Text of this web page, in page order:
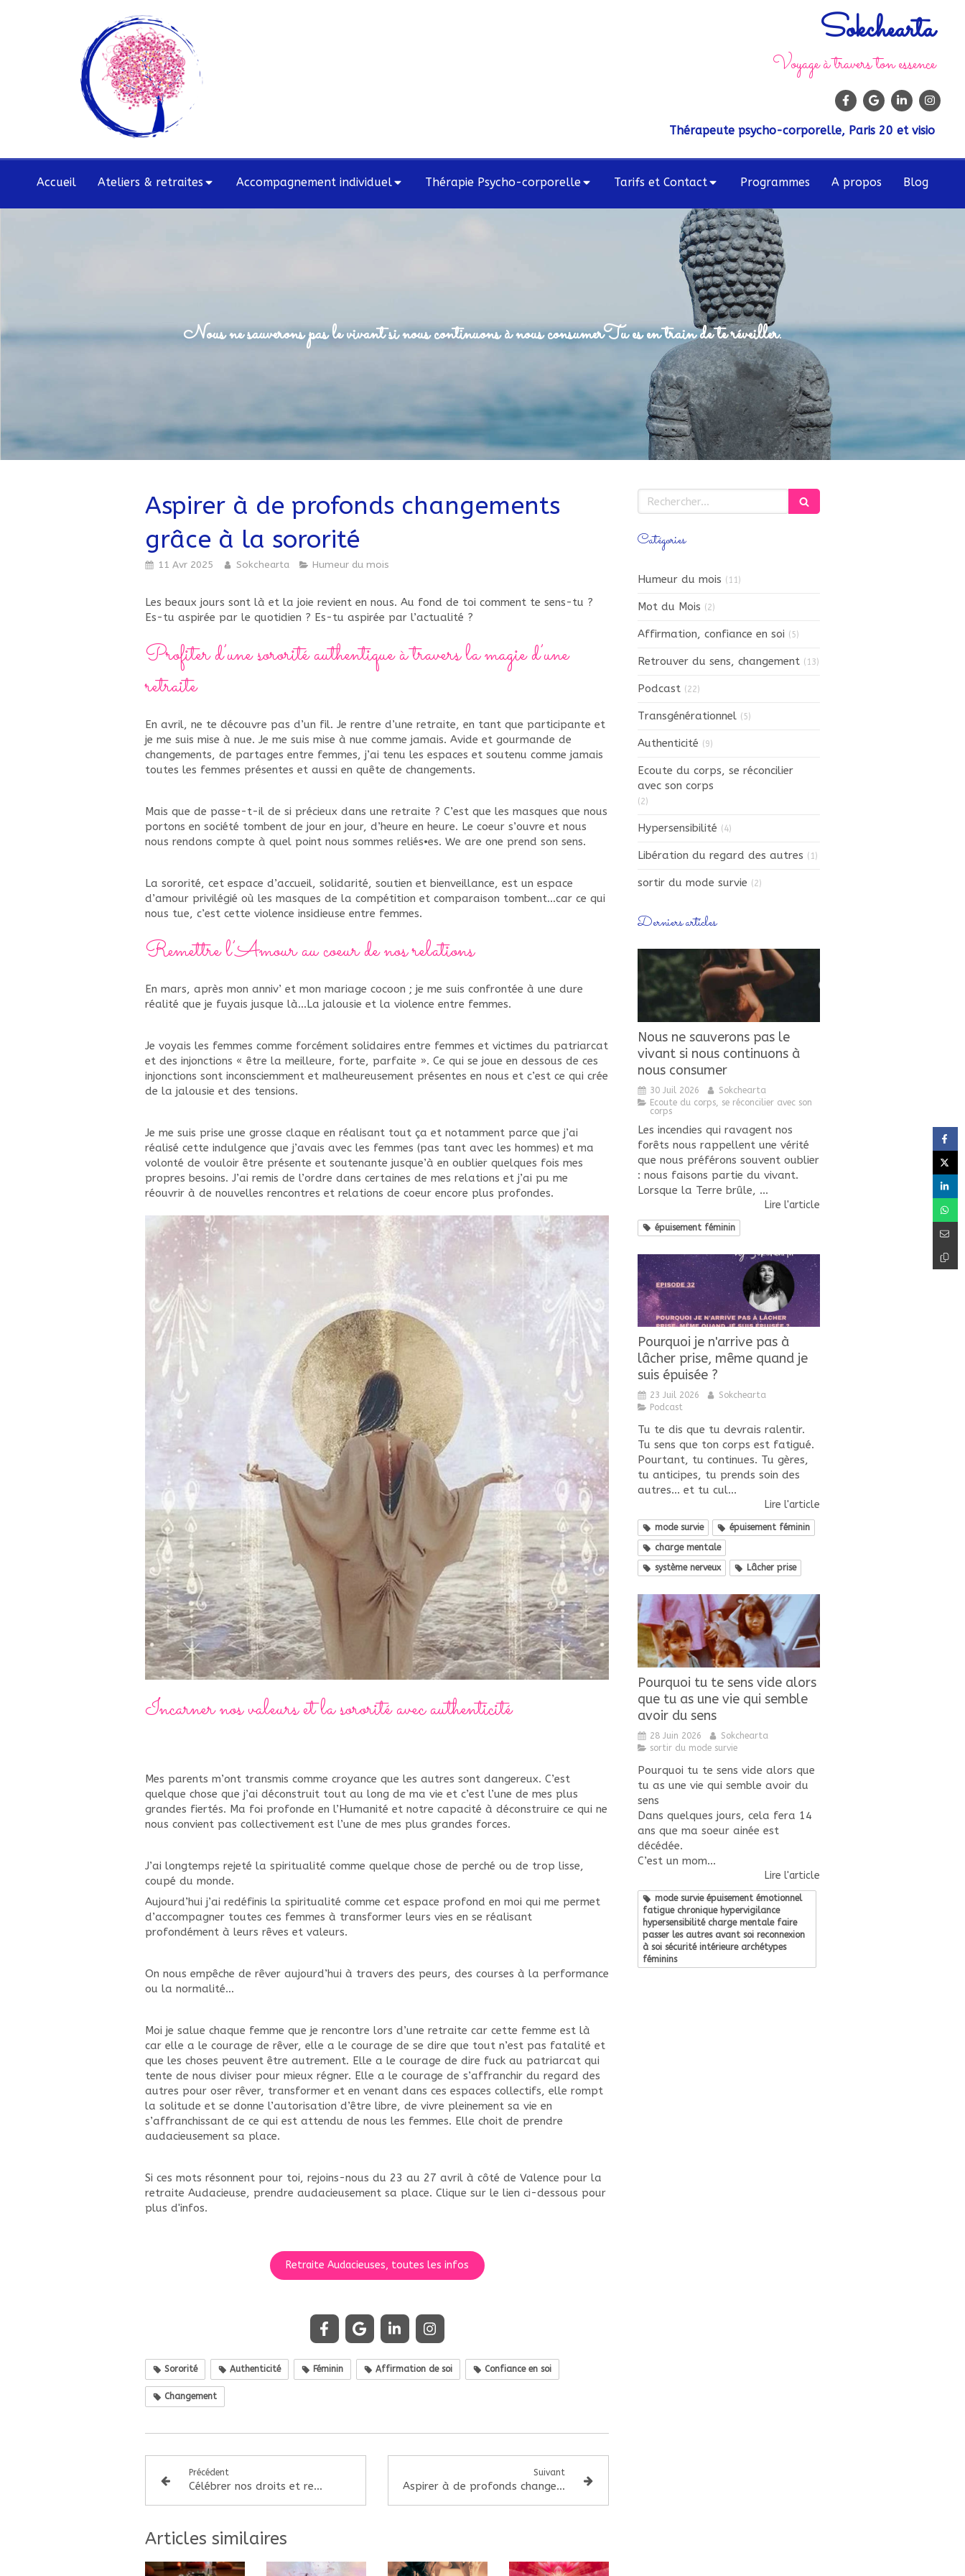
Sokchearta
Voyage à travers ton essence
Thérapeute psycho-corporelle, Paris 20 et visio
Accueil Ateliers & retraites Accompagnement individuel Thérapie Psycho-corporelle Tarifs et Contact Programmes A propos Blog
Nous ne sauverons pas le vivant si nous continuons à nous consumerTu es en train de te réveiller.
Aspirer à de profonds changements
grâce à la sororité
11 Avr 2025 Sokchearta Humeur du mois
Les beaux jours sont là et la joie revient en nous. Au fond de toi comment te sens-tu ?
Es-tu aspirée par le quotidien ? Es-tu aspirée par l’actualité ?
Profiter d’une sororité authentique à travers la magie d’une
retraite
En avril, ne te découvre pas d’un fil. Je rentre d’une retraite, en tant que participante et
je me suis mise à nue. Je me suis mise à nue comme jamais. Avide et gourmande de
changements, de partages entre femmes, j’ai tenu les espaces et soutenu comme jamais
toutes les femmes présentes et aussi en quête de changements.
Mais que de passe-t-il de si précieux dans une retraite ? C’est que les masques que nous
portons en société tombent de jour en jour, d’heure en heure. Le coeur s’ouvre et nous
nous rendons compte à quel point nous sommes reliés•es. We are one prend son sens.
La sororité, cet espace d’accueil, solidarité, soutien et bienveillance, est un espace
d’amour privilégié où les masques de la compétition et comparaison tombent…car ce qui
nous tue, c’est cette violence insidieuse entre femmes.
Remettre l’Amour au coeur de nos relations
En mars, après mon anniv’ et mon mariage cocoon ; je me suis confrontée à une dure
réalité que je fuyais jusque là…La jalousie et la violence entre femmes.
Je voyais les femmes comme forcément solidaires entre femmes et victimes du patriarcat
et des injonctions « être la meilleure, forte, parfaite ». Ce qui se joue en dessous de ces
injonctions sont inconsciemment et malheureusement présentes en nous et c’est ce qui crée
de la jalousie et des tensions.
Je me suis prise une grosse claque en réalisant tout ça et notamment parce que j’ai
réalisé cette indulgence que j’avais avec les femmes (pas tant avec les hommes) et ma
volonté de vouloir être présente et soutenante jusque’à en oublier quelques fois mes
propres besoins. J’ai remis de l’ordre dans certaines de mes relations et j’ai pu me
réouvrir à de nouvelles rencontres et relations de coeur encore plus profondes.
Incarner nos valeurs et la sororité avec authenticité
Mes parents m’ont transmis comme croyance que les autres sont dangereux. C’est
quelque chose que j’ai déconstruit tout au long de ma vie et c’est l’une de mes plus
grandes fiertés. Ma foi profonde en l’Humanité et notre capacité à déconstruire ce qui ne
nous convient pas collectivement est l’une de mes plus grandes forces.
J’ai longtemps rejeté la spiritualité comme quelque chose de perché ou de trop lisse,
coupé du monde.
Aujourd’hui j’ai redéfinis la spiritualité comme cet espace profond en moi qui me permet
d’accompagner toutes ces femmes à transformer leurs vies en se réalisant
profondément à leurs rêves et valeurs.
On nous empêche de rêver aujourd’hui à travers des peurs, des courses à la performance
ou la normalité…
Moi je salue chaque femme que je rencontre lors d’une retraite car cette femme est là
car elle a le courage de rêver, elle a le courage de se dire que tout n’est pas fatalité et
que les choses peuvent être autrement. Elle a le courage de dire fuck au patriarcat qui
tente de nous diviser pour mieux régner. Elle a le courage de s’affranchir du regard des
autres pour oser rêver, transformer et en venant dans ces espaces collectifs, elle rompt
la solitude et se donne l’autorisation d’être libre, de vivre pleinement sa vie en
s’affranchissant de ce qui est attendu de nous les femmes. Elle choit de prendre
audacieusement sa place.
Si ces mots résonnent pour toi, rejoins-nous du 23 au 27 avril à côté de Valence pour la
retraite Audacieuse, prendre audacieusement sa place. Clique sur le lien ci-dessous pour
plus d'infos.
Retraite Audacieuses, toutes les infos
Sororité Authenticité Féminin Affirmation de soi Confiance en soi
Changement
Précédent
Célébrer nos droits et rester ouverte au monde
Suivant
Aspirer à de profonds changements, les clefs d'une transformation réussie
Articles similaires
Rechercher
Catégories
Humeur du mois (11)
Mot du Mois (2)
Affirmation, confiance en soi (5)
Retrouver du sens, changement (13)
Podcast (22)
Transgénérationnel (5)
Authenticité (9)
Ecoute du corps, se réconcilier
avec son corps
(2)
Hypersensibilité (4)
Libération du regard des autres (1)
sortir du mode survie (2)
Derniers articles
Nous ne sauverons pas le
vivant si nous continuons à
nous consumer
30 Juil 2026
Sokchearta
Ecoute du corps, se réconcilier avec son
corps
Les incendies qui ravagent nos
forêts nous rappellent une vérité
que nous préférons souvent oublier
: nous faisons partie du vivant.
Lorsque la Terre brûle, ...
Lire l'article
épuisement féminin
Pourquoi je n'arrive pas à
lâcher prise, même quand je
suis épuisée ?
23 Juil 2026
Sokchearta
Podcast
Tu te dis que tu devrais ralentir.
Tu sens que ton corps est fatigué.
Pourtant, tu continues. Tu gères,
tu anticipes, tu prends soin des
autres... et tu cul...
Lire l'article
mode survie
épuisement féminin
charge mentale
système nerveux
Lâcher prise
Pourquoi tu te sens vide alors
que tu as une vie qui semble
avoir du sens
28 Juin 2026
Sokchearta
sortir du mode survie
Pourquoi tu te sens vide alors que
tu as une vie qui semble avoir du
sens
Dans quelques jours, cela fera 14
ans que ma soeur ainée est
décédée.
C’est un mom...
Lire l'article
mode survie épuisement émotionnel
fatigue chronique hypervigilance
hypersensibilité charge mentale faire
passer les autres avant soi reconnexion
à soi sécurité intérieure archétypes
féminins